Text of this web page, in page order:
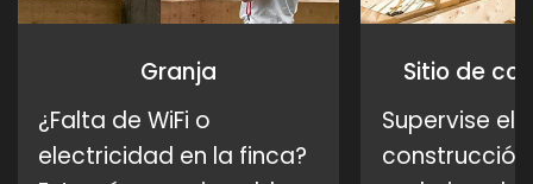
Granja
¿Falta de WiFi o
electricidad en la finca?
Sitio de
Supervise el